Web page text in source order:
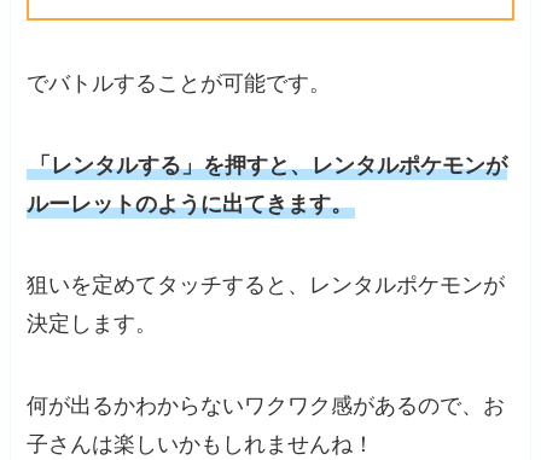
でバトルすることが可能です。
「レンタルする」を押すと、レンタルポケモンが
ルーレットのように出てきます。
狙いを定めてタッチすると、レンタルポケモンが
決定します。
何が出るかわからないワクワク感があるので、お
子さんは楽しいかもしれませんね！